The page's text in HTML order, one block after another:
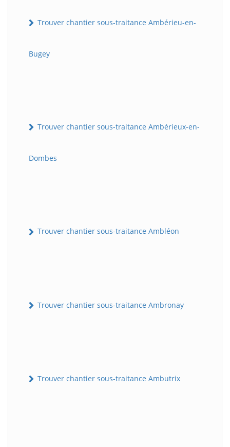
Trouver chantier sous-traitance Ambérieu-en-
Bugey
Trouver chantier sous-traitance Ambérieux-en-
Dombes
Trouver chantier sous-traitance Ambléon
Trouver chantier sous-traitance Ambronay
Trouver chantier sous-traitance Ambutrix